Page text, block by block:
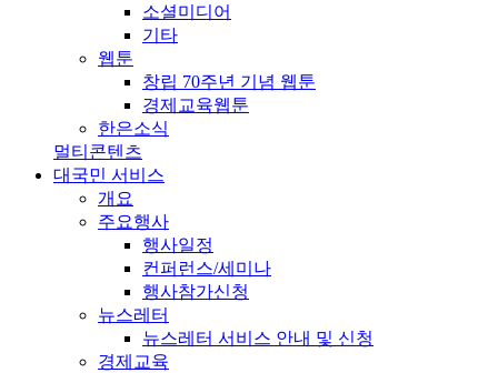
소셜미디어
기타
웹툰
창립 70주년 기념 웹툰
경제교육웹툰
한은소식
멀티콘텐츠
대국민 서비스
개요
주요행사
행사일정
컨퍼런스/세미나
행사참가신청
뉴스레터
뉴스레터 서비스 안내 및 신청
경제교육